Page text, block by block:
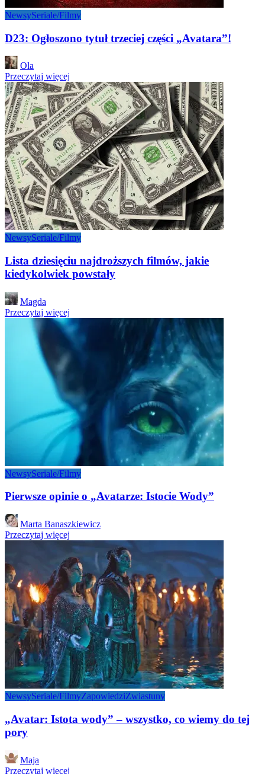
NewsySeriale/Filmy
D23: Ogłoszono tytuł trzeciej części „Avatara”!
Posted
by
Ola
Przeczytaj więcej
NewsySeriale/Filmy
Lista dziesięciu najdroższych filmów, jakie
kiedykolwiek powstały
Posted
by
Magda
Przeczytaj więcej
NewsySeriale/Filmy
Pierwsze opinie o „Avatarze: Istocie Wody”
Posted
by
Marta Banaszkiewicz
Przeczytaj więcej
NewsySeriale/FilmyZapowiedziZwiastuny
„Avatar: Istota wody” – wszystko, co wiemy do tej
pory
Posted
by
Maja
Przeczytaj więcej